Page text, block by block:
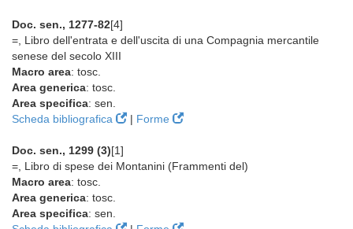
Doc. sen., 1277-82[4]
=, Libro dell'entrata e dell'uscita di una Compagnia mercantile
senese del secolo XIII
Macro area: tosc.
Area generica: tosc.
Area specifica: sen.
Scheda bibliografica
| Forme
Doc. sen., 1299 (3)[1]
=, Libro di spese dei Montanini (Frammenti del)
Macro area: tosc.
Area generica: tosc.
Area specifica: sen.